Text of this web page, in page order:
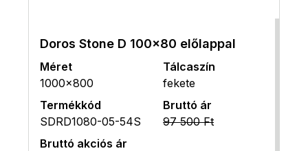
Doros Stone D 100x80 előlappal
Méret
1000x800
Tálcaszín
fekete
Termékkód
SDRD1080-05-54S
Bruttó ár
97 500 Ft
Bruttó akciós ár